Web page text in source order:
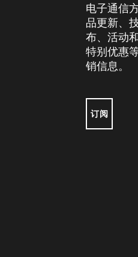
电子通信
品更新、
布、活动
特别优惠
销信息。
订阅